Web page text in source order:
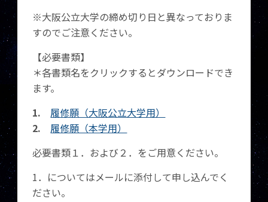
※大阪公立大学の締め切り日と異なっておりま
すのでご注意ください。
【必要書類】
＊各書類名をクリックするとダウンロードでき
ます。
1. 履修願（大阪公立大学用）
2. 履修願（本学用）
必要書類１．および２．をご用意ください。
1．についてはメールに添付して申し込んでく
ださい。